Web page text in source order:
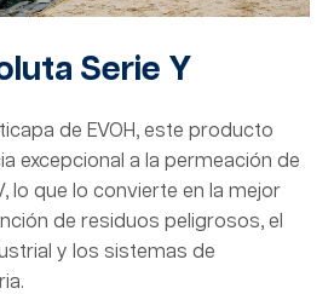
Serie Y
de EVOH, este producto
excepcional a la permeación de
lo que lo convierte en la mejor
de residuos peligrosos, el
y los sistemas de